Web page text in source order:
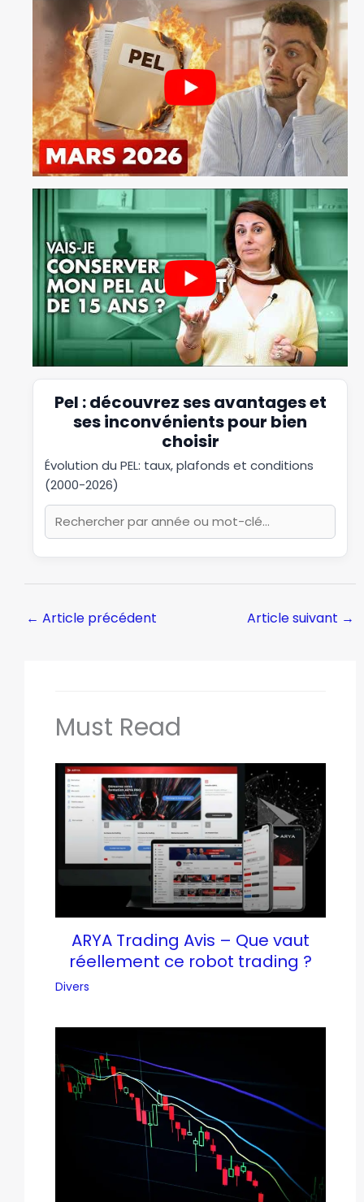
Pel : découvrez ses avantages et
ses inconvénients pour bien
choisir
Évolution du PEL: taux, plafonds et conditions
(2000-2026)
← Article précédent Article suivant →
Must Read
ARYA Trading Avis – Que vaut
réellement ce robot trading ?
Divers